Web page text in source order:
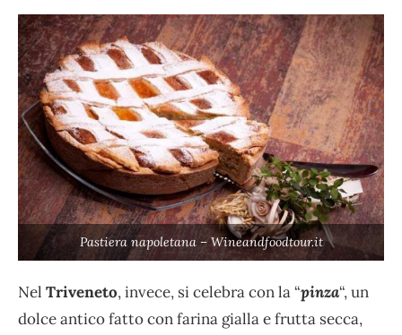
Pastiera napoletana – Wineandfoodtour.it
Nel Triveneto, invece, si celebra con la “pinza“, un
dolce antico fatto con farina gialla e frutta secca,